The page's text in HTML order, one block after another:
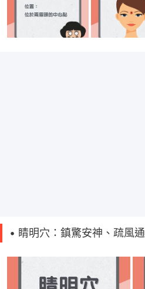
• 睛明穴：鎮驚安神、疏風